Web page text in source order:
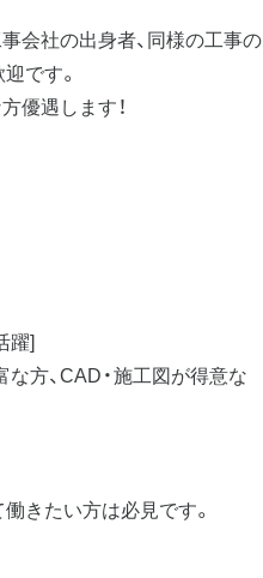
会社の出身者、同様の工事の
です。
優遇します！
躍]
方、CAD・施工図が得意な
きたい方は必見です。